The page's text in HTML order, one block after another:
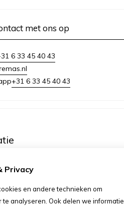
met ons op
6 33 45 40 43
+31 6 33 45 40 43
Privacy
en andere technieken om
analyseren. Ook delen we informatie